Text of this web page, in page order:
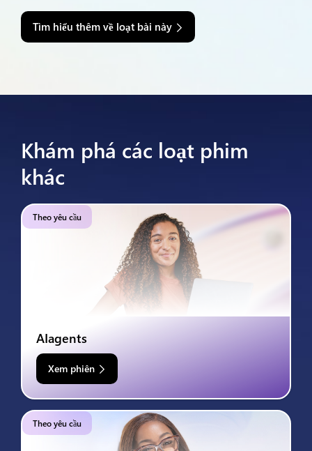
Tìm hiểu thêm về loạt bài này
Khám phá các loạt phim
khác
Theo yêu cầu
AIagents
Xem phiên
Theo yêu cầu